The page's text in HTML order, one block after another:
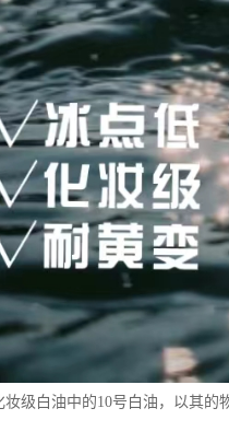
妆级白油中的10号白油，以其